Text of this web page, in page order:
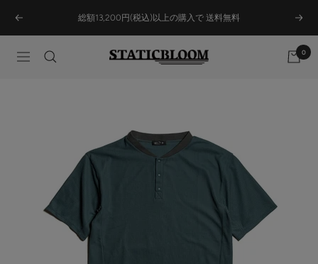
content
Previous 総額13,200円(税込)以上の購入で 送料無料 Next
Navigation
STATICBLOOM
0